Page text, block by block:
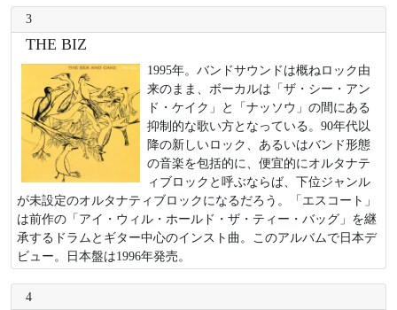
3
THE BIZ
1995年。バンドサウンドは概ねロック由
来のまま、ボーカルは「ザ・シー・アン
ド・ケイク」と「ナッソウ」の間にある
抑制的な歌い方となっている。90年代以
降の新しいロック、あるいはバンド形態
の音楽を包括的に、便宜的にオルタナテ
ィブロックと呼ぶならば、下位ジャンル
が未設定のオルタナティブロックになるだろう。「エスコート」
は前作の「アイ・ウィル・ホールド・ザ・ティー・バッグ」を継
承するドラムとギター中心のインスト曲。このアルバムで日本デ
ビュー。日本盤は1996年発売。
4